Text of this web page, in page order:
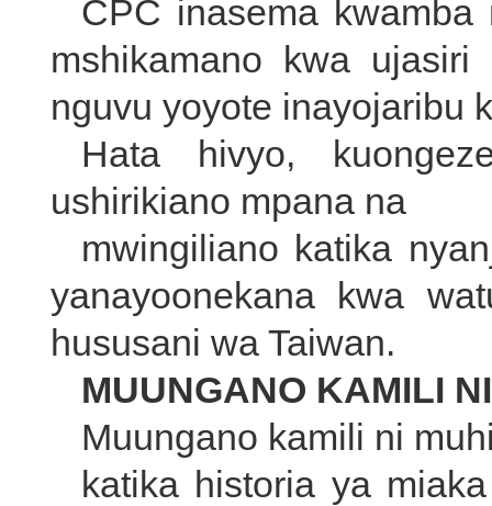
CPC inasema
mshikamano kwa
nguvu yoyote inayojaribu
Hata hivyo,
ushirikiano mpana na
mwingiliano katika
yanayoonekana kwa
hususani wa Taiwan.
MUUNGANO KAMILI
Muungano kamili ni
katika historia ya